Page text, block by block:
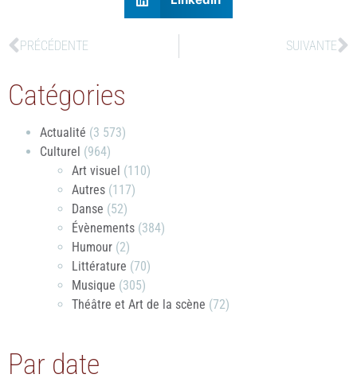
PRÉCÉDENTE SUIVANTE
Catégories
Actualité (3 573)
Culturel (964)
Art visuel (110)
Autres (117)
Danse (52)
Évènements (384)
Humour (2)
Littérature (70)
Musique (305)
Théâtre et Art de la scène (72)
Par date